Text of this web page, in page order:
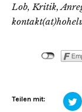
Lob, Kritik,
Teilen mit: